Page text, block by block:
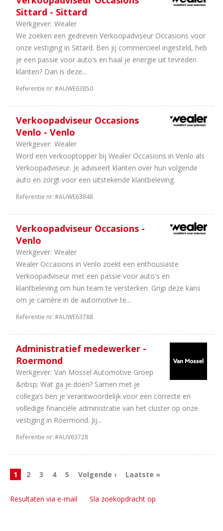
Sittard - Sittard
Werkgever: Wealer
We zoeken een gedreven Verkoopadviseur Occasions voor
onze vestiging in Sittard. Ben jij commercieel ingesteld, heb
je een passie voor auto's en haal je energie uit tevreden
klanten? Dan is deze...
Referentie nr:#AUWE63850
Verkoopadviseur Occasions
Venlo - Venlo
Werkgever: Wealer
Word een verkooptopper bij Wealer Occasions in Venlo als
Verkoopadviseur. Je adviseert klanten over hun volgende
auto en zorgt voor een uitstekende klantbeleving.
Referentie nr:#AUWE63848
Verkoopadviseur Occasions -
Venlo
Werkgever: Wealer
Wealer Occasions in Venlo zoekt een enthousiaste
Verkoopadviseur met een passie voor auto's en
klantbeleving om hun team te versterken. Grijp deze kans
om je carrière in de automotive te...
Referentie nr:#AUWE63788
Administratief medewerker -
Roermond
Werkgever: Van Mossel Automotive Groep
&nbsp; Wat ga je doen? Samen met je
collega’s ben je verantwoordelijk voor een correcte en
volledige financiële administratie van het cluster op onze
vestiging in Roermond. Jij...
Referentie nr:#AUV63728
1 2 3 4 5 Volgende › Laatste »
Resultaten via e-mail Sla zoekopdracht op